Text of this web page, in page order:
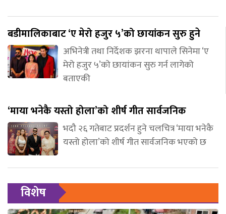
बडीमालिकाबाट ‘ए मेरो हजुर ५’को छायांकन सुरु हुने
अभिनेत्री तथा निर्देशक झरना थापाले सिनेमा ‘ए
मेरो हजुर ५’को छायांकन सुरु गर्न लागेको
बताएकी
‘माया भनेकै यस्तो होला’को शीर्ष गीत सार्वजनिक
भदौ २६ गतेबाट प्रदर्शन हुने चलचित्र ‘माया भनेकै
यस्तो होला’को शीर्ष गीत सार्वजनिक भएको छ
विशेष